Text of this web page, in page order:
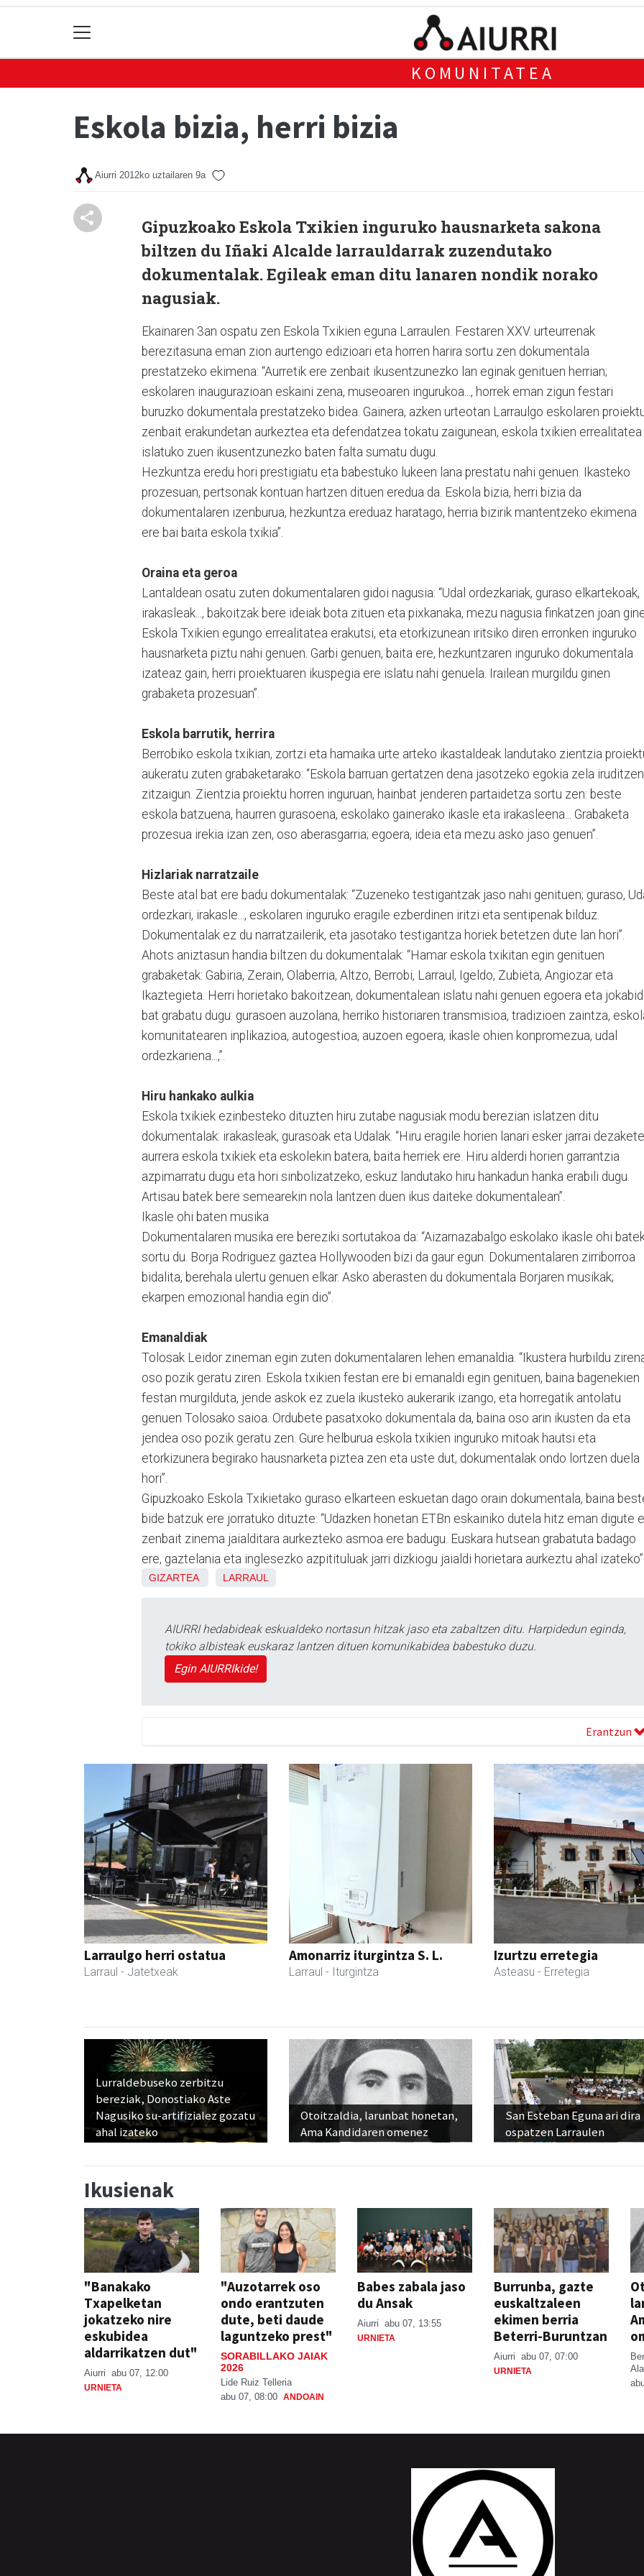
KOMUNITATEA
Eskola bizia, herri bizia
Aiurri 2012ko uztailaren 9a
Gipuzkoako Eskola Txikien inguruko hausnarketa sakona
biltzen du Iñaki Alcalde larrauldarrak zuzendutako
dokumentalak. Egileak eman ditu lanaren nondik norako
nagusiak.
Ekainaren 3an ospatu zen Eskola Txikien eguna Larraulen. Festaren XXV. urteurrenak
berezitasuna eman zion aurtengo edizioari eta horren harira sortu zen dokumentala
prestatzeko ekimena: “Aurretik ere zenbait ikusentzunezko lan eginak genituen herrian;
eskolaren inaugurazioan eskaini zena, museoaren ingurukoa..., horrek eman zigun festari
buruzko dokumentala prestatzeko bidea. Gainera, azken urteotan Larraulgo eskolaren
zenbait erakundetan aurkeztea eta defendatzea tokatu zaigunean, eskola txikien errealitatea
islatuko zuen ikusentzunezko baten falta sumatu dugu.
Hezkuntza eredu hori prestigiatu eta babestuko lukeen lana prestatu nahi genuen. Ikasteko
prozesuan, pertsonak kontuan hartzen dituen eredua da. Eskola bizia, herri bizia da
dokumentalaren izenburua, hezkuntza ereduaz haratago, herria bizirik mantentzeko ekimena
ere bai baita eskola txikia”.
Oraina eta geroa
Lantaldean osatu zuten dokumentalaren gidoi nagusia: “Udal ordezkariak, guraso elkartekoak,
irakasleak..., bakoitzak bere ideiak bota zituen eta pixkanaka, mezu nagusia finkatzen joan
Eskola Txikien egungo errealitatea erakutsi, eta etorkizunean iritsiko diren erronken inguruko
hausnarketa piztu nahi genuen. Garbi genuen, baita ere, hezkuntzaren inguruko dokumentala
izateaz gain, herri proiektuaren ikuspegia ere islatu nahi genuela. Irailean murgildu ginen
grabaketa prozesuan”.
Eskola barrutik, herrira
Berrobiko eskola txikian, zortzi eta hamaika urte arteko ikastaldeak landutako zientzia
aukeratu zuten grabaketarako: “Eskola barruan gertatzen dena jasotzeko egokia zela iruditzen
zitzaigun. Zientzia proiektu horren inguruan, hainbat jenderen partaidetza sortu zen: beste
eskola batzuena, haurren gurasoena, eskolako gainerako ikasle eta irakasleena... Grabaketa
prozesua irekia izan zen, oso aberasgarria; egoera, ideia eta mezu asko jaso genuen”.
Hizlariak narratzaile
Beste atal bat ere badu dokumentalak: “Zuzeneko testigantzak jaso nahi genituen; guraso,
ordezkari, irakasle..., eskolaren inguruko eragile ezberdinen iritzi eta sentipenak bilduz.
Dokumentalak ez du narratzailerik, eta jasotako testigantza horiek betetzen dute lan hori”.
Ahots aniztasun handia biltzen du dokumentalak: “Hamar eskola txikitan egin genituen
grabaketak: Gabiria, Zerain, Olaberria, Altzo, Berrobi, Larraul, Igeldo, Zubieta, Angiozar eta
Ikaztegieta. Herri horietako bakoitzean, dokumentalean islatu nahi genuen egoera eta
bat grabatu dugu: gurasoen auzolana, herriko historiaren transmisioa, tradizioen zaintza,
komunitatearen inplikazioa, autogestioa, auzoen egoera, ikasle ohien konpromezua, udal
ordezkariena...,”.
Hiru hankako aulkia
Eskola txikiek ezinbesteko dituzten hiru zutabe nagusiak modu berezian islatzen ditu
dokumentalak: irakasleak, gurasoak eta Udalak. “Hiru eragile horien lanari esker jarrai dezakete
aurrera eskola txikiek eta eskolekin batera, baita herriek ere. Hiru alderdi horien garrantzia
azpimarratu dugu eta hori sinbolizatzeko, eskuz landutako hiru hankadun hanka erabili dugu.
Artisau batek bere semearekin nola lantzen duen ikus daiteke dokumentalean”.
Ikasle ohi baten musika
Dokumentalaren musika ere bereziki sortutakoa da: “Aizarnazabalgo eskolako ikasle ohi
sortu du. Borja Rodriguez gaztea Hollywooden bizi da gaur egun. Dokumentalaren zirriborroa
bidalita, berehala ulertu genuen elkar. Asko aberasten du dokumentala Borjaren musikak;
ekarpen emozional handia egin dio”.
Emanaldiak
Tolosak Leidor zineman egin zuten dokumentalaren lehen emanaldia. “Ikustera hurbildu
oso pozik geratu ziren. Eskola txikien festan ere bi emanaldi egin genituen, baina bagenekien
festan murgilduta, jende askok ez zuela ikusteko aukerarik izango, eta horregatik antolatu
genuen Tolosako saioa. Ordubete pasatxoko dokumentala da, baina oso arin ikusten da eta
jendea oso pozik geratu zen. Gure helburua eskola txikien inguruko mitoak hautsi eta
etorkizunera begirako hausnarketa piztea zen eta uste dut, dokumentalak ondo lortzen duela
hori”.
Gipuzkoako Eskola Txikietako guraso elkarteen eskuetan dago orain dokumentala, baina
bide batzuk ere jorratuko dituzte: “Udazken honetan ETBn eskainiko dutela hitz eman digute
zenbait zinema jaialditara aurkezteko asmoa ere badugu. Euskara hutsean grabatuta badago
ere, gaztelania eta inglesezko azpitituluak jarri dizkiogu jaialdi horietara aurkeztu ahal izateko”.
GIZARTEA LARRAUL
AIURRI hedabideak eskualdeko nortasun hitzak jaso eta zabaltzen ditu. Harpidedun eginda,
tokiko albisteak euskaraz lantzen dituen komunikabidea babestuko duzu.
Egin AIURRIkide!
Erantzun
Larraulgo herri ostatua
Larraul - Jatetxeak
Amonarriz iturgintza S. L.
Larraul - Iturgintza
Izurtzu erretegia
Asteasu - Erretegia
Lurraldebuseko zerbitzu
bereziak, Donostiako Aste
Nagusiko su-artifizialez gozatu
ahal izateko
Otoitzaldia, larunbat honetan,
Ama Kandidaren omenez
San Esteban Eguna ari dira
ospatzen Larraulen
Ikusienak
"Banakako
Txapelketan
jokatzeko nire
eskubidea
aldarrikatzen dut"
Aiurri abu 07, 12:00
URNIETA
"Auzotarrek oso
ondo erantzuten
dute, beti daude
laguntzeko prest"
SORABILLAKO JAIAK
2026
Lide Ruiz Telleria
abu 07, 08:00 ANDOAIN
Babes zabala jaso
du Ansak
Aiurri abu 07, 13:55
URNIETA
Burrunba, gazte
euskaltzaleen
ekimen berria
Beterri-Buruntzan
Aiurri abu 07, 07:00
URNIETA